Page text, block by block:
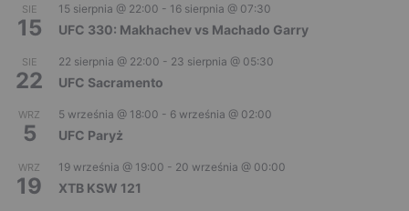
SIE
15
15 sierpnia @ 22:00 - 16 sierpnia @ 07:30
UFC 330: Makhachev vs Machado Garry
SIE
22
22 sierpnia @ 22:00 - 23 sierpnia @ 05:30
UFC Sacramento
WRZ
5
5 września @ 18:00 - 6 września @ 02:00
UFC Paryż
WRZ
19
19 września @ 19:00 - 20 września @ 00:00
XTB KSW 121